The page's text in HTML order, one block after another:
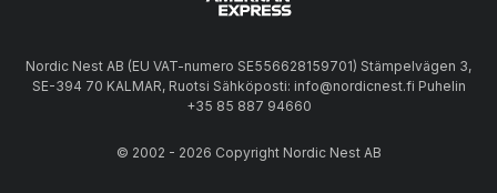
Nordic Nest AB (EU VAT-numero SE556628159701) Stämpelvägen 3,
SE-394 70 KALMAR, Ruotsi Sähköposti: info@nordicnest.fi Puhelin
+35 85 887 94660
© 2002 - 2026 Copyright Nordic Nest AB